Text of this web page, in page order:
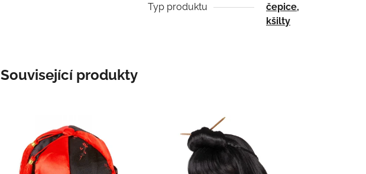
Typ produktu
čepice,
kšilty
Související produkty